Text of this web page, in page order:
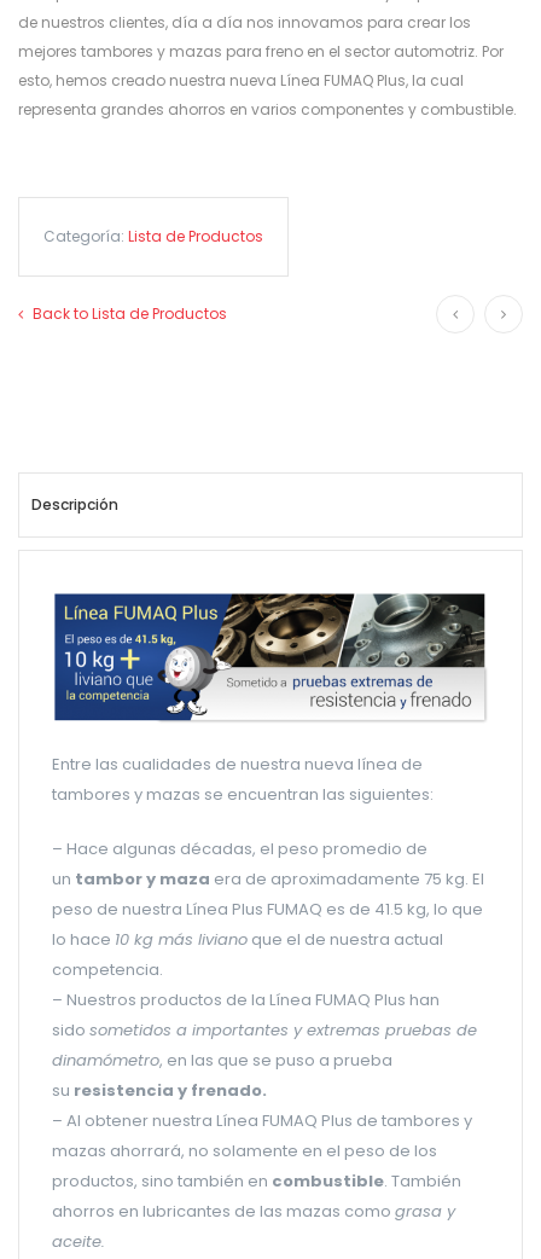
de nuestros clientes, día a día nos innovamos para crear los
mejores tambores y mazas para freno en el sector automotriz. Por
esto, hemos creado nuestra nueva Línea FUMAQ Plus, la cual
representa grandes ahorros en varios componentes y combustible.
Categoría: Lista de Productos
Back to Lista de Productos
Descripción
Entre las cualidades de nuestra nueva línea de
tambores y mazas se encuentran las siguientes:
– Hace algunas décadas, el peso promedio de
un tambor y maza era de aproximadamente 75 kg. El
peso de nuestra Línea Plus FUMAQ es de 41.5 kg, lo que
lo hace 10 kg más liviano que el de nuestra actual
competencia.
– Nuestros productos de la Línea FUMAQ Plus han
sido sometidos a importantes y extremas pruebas de
dinamómetro, en las que se puso a prueba
su resistencia y frenado.
– Al obtener nuestra Línea FUMAQ Plus de tambores y
mazas ahorrará, no solamente en el peso de los
productos, sino también en combustible. También
ahorros en lubricantes de las mazas como grasa y
aceite.